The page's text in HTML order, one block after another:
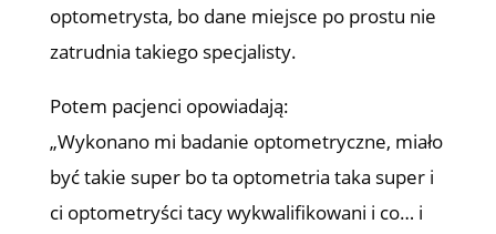
optometrysta, bo dane miejsce po prostu nie
zatrudnia takiego specjalisty.
Potem pacjenci opowiadają:
„Wykonano mi badanie optometryczne, miało
być takie super bo ta optometria taka super i
ci optometryści tacy wykwalifikowani i co… i